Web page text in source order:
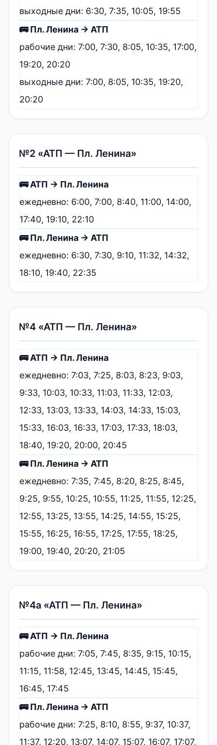
выходные дни: 6:30, 7:35, 10:05, 19:55
🚌 Пл. Ленина → АТП
рабочие дни: 7:00, 7:30, 8:05, 10:35, 17:00,
19:20, 20:20
выходные дни: 7:00, 8:05, 10:35, 19:20,
20:20
№2 «АТП — Пл. Ленина»
🚌 АТП → Пл. Ленина
ежедневно: 6:00, 7:00, 8:40, 11:00, 14:00,
17:40, 19:10, 22:10
🚌 Пл. Ленина → АТП
ежедневно: 6:30, 7:30, 9:10, 11:32, 14:32,
18:10, 19:40, 22:35
№4 «АТП — Пл. Ленина»
🚌 АТП → Пл. Ленина
ежедневно: 7:03, 7:25, 8:03, 8:23, 9:03,
9:33, 10:03, 10:33, 11:03, 11:33, 12:03,
12:33, 13:03, 13:33, 14:03, 14:33, 15:03,
15:33, 16:03, 16:33, 17:03, 17:33, 18:03,
18:40, 19:20, 20:00, 20:45
🚌 Пл. Ленина → АТП
ежедневно: 7:35, 7:45, 8:20, 8:25, 8:45,
9:25, 9:55, 10:25, 10:55, 11:25, 11:55, 12:25,
12:55, 13:25, 13:55, 14:25, 14:55, 15:25,
15:55, 16:25, 16:55, 17:25, 17:55, 18:25,
19:00, 19:40, 20:20, 21:05
№4а «АТП — Пл. Ленина»
🚌 АТП → Пл. Ленина
рабочие дни: 7:05, 7:45, 8:35, 9:15, 10:15,
11:15, 11:58, 12:45, 13:45, 14:45, 15:45,
16:45, 17:45
🚌 Пл. Ленина → АТП
рабочие дни: 7:25, 8:10, 8:55, 9:37, 10:37,
11:37, 12:20, 13:07, 14:07, 15:07, 16:07, 17:07,